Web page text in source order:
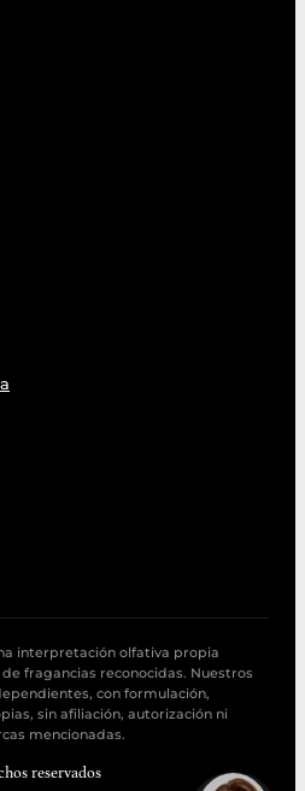
interpretación olfativa propia
fragancias reconocidas. Nuestros
con formulación,
sin afiliación, autorización ni
mencionadas.
reservados